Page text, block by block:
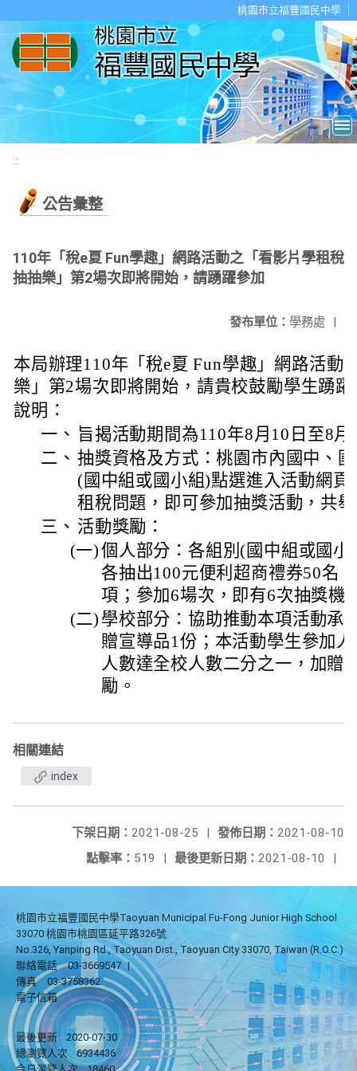
桃園市立福豐國民中學
:::
公告彙整
110年「稅e夏 Fun學趣」網路活動之「看影片學租稅
抽抽樂」第2場次即將開始，請踴躍參加
發布單位： 學務處 |
本局辦理110年「稅e夏 Fun學趣」網路活動
樂」第2場次即將開始，請貴校鼓勵學生踴
說明：
一、 旨揭活動期間為110年8月10日至8月
二、 抽獎資格及方式：桃園市內國中、
(國中組或國小組)點選進入活動網
租稅問題，即可參加抽獎活動，共
三、 活動獎勵：
(一)個人部分：各組別(國中組或國
各抽出100元便利超商禮券50名
項；參加6場次，即有6次抽獎機
(二) 學校部分：協助推動本項活動承
贈宣導品1份；本活動學生參加
人數達全校人數二分之一，加贈
勵。
相關連結
index
發佈日期： 2021-08-10
下架日期： 2021-08-25
|
最後更新日期： 2021-08-10 |
點擊率： 519 |
桃園市立福豐國民中學Taoyuan Municipal Fu-Fong Junior High School
33070 桃園市桃園區延平路326號
No.326, Yanping Rd., Taoyuan Dist., Taoyuan City 33070, Taiwan (R.O.C.)
聯絡電話
03-3669547 |
傳真
03-3758362
電子信箱
最後更新
2020-07-30
總瀏覽人次
6934436